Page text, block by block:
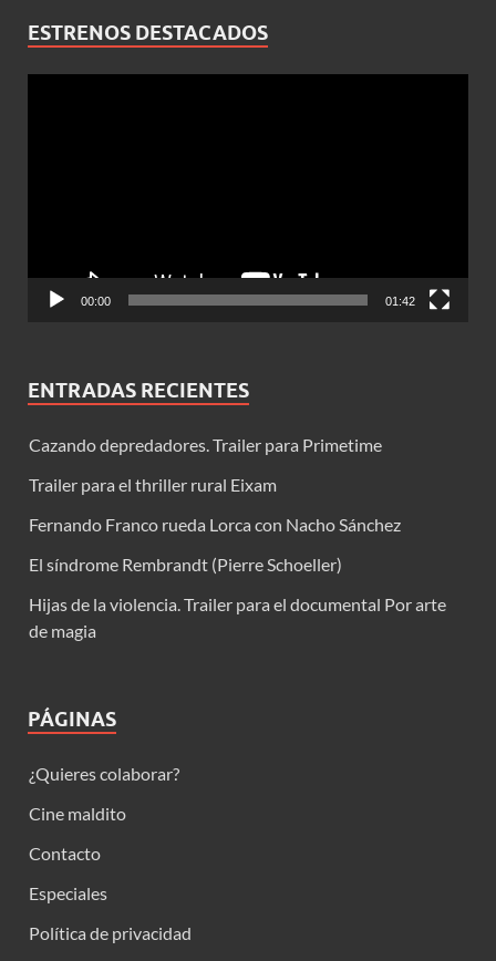
ESTRENOS DESTACADOS
00:00 01:42
ENTRADAS RECIENTES
Cazando depredadores. Trailer para Primetime
Trailer para el thriller rural Eixam
Fernando Franco rueda Lorca con Nacho Sánchez
El síndrome Rembrandt (Pierre Schoeller)
Hijas de la violencia. Trailer para el documental Por arte
de magia
PÁGINAS
¿Quieres colaborar?
Cine maldito
Contacto
Especiales
Política de privacidad